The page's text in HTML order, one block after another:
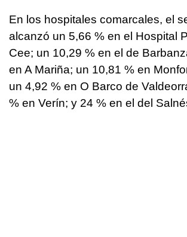
En los hospitales comarcales, el
alcanzó un 5,66 % en el Hospital
Cee; un 10,29 % en el de
en A Mariña; un 10,81 % en
un 4,92 % en O Barco de
% en Verín; y 24 % en el del